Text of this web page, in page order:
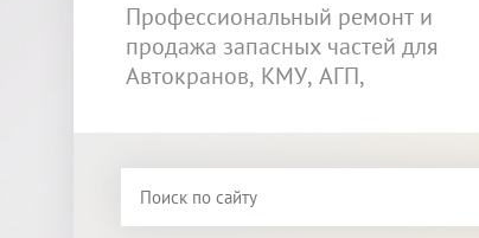
Профессиональный ремонт и
продажа запасных частей для
Автокранов, КМУ, АГП,